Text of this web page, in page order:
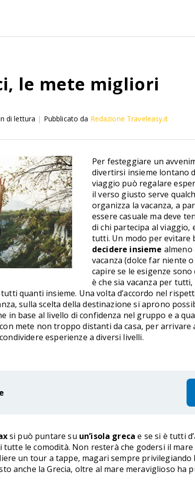
le mete migliori
di lettura | Pubblicato da Redazione Traveleasy.it
Per festeggiare un
divertirsi insieme lontano
viaggio può regalare
il verso giusto serve
organizza la vacanza, a
essere casuale ma deve
di chi partecipa al
tutti. Un modo per evitare
decidere insieme
vacanza (dolce far niente
capire se le esigenze
è che sia vacanza per
quanti insieme. Una volta d’accordo nel
sulla scelta della destinazione si aprono
in base al livello di confidenza nel gruppo e a
mete non troppo distanti da casa, per
esperienze a diversi livelli.
si può puntare su un’isola greca e se si è tutti
le comodità. Non resterà che godersi il mare
un tour a tappe, magari sempre
anche la Grecia, oltre al mare meraviglioso